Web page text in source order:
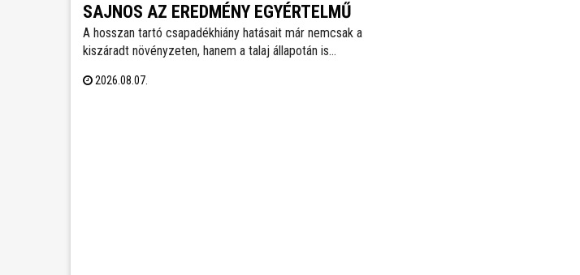
SAJNOS AZ EREDMÉNY EGYÉRTELMŰ
A hosszan tartó csapadékhiány hatásait már nemcsak a
kiszáradt növényzeten, hanem a talaj állapotán is
szakemberei talajnedvesség-mérő műszerrel vizsgálták
2026.08.07.